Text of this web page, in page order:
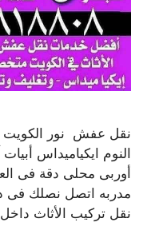
نقل عفش نور
النوم ايكياميداس
أوربى محلى دقة فى
مدربه اتصل نصلك فى
نقل تركيب الأثاث